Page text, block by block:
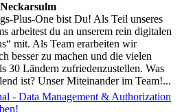
Neckarsulm
Plus-One bist Du! Als Teil unseres
arbeitest du an unserem rein digitalen
mit. Als Team erarbeiten wir
besser zu machen und die vielen
30 Ländern zufriedenzustellen. Was
ist? Unser Miteinander im Team!...